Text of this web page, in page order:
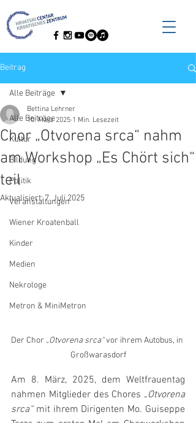
Beitrag
Alle Beiträge
Kultur
Bildung
Politik
Veranstaltungen
Wiener Kroatenball
Kinder
Medien
Nekrologe
Metron & MiniMetron
Alle Beiträge
Chor „Otvorena srca“ nahm
am Workshop „Es Chört sich“
teil
Bettina Lehrner
10. März 2025 1 Min. Lesezeit
Aktualisiert:7. Juli 2025
Der Chor „Otvorena srca“ vor ihrem Autobus, in
Großwarasdorf
Am 8. März, 2025, dem Weltfrauentag
nahmen Mitglieder des Chores „Otvorena
srca“ mit ihrem Dirigenten Mo. Guiseppe